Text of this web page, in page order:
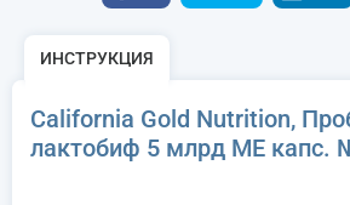
ИНСТРУКЦИЯ
California Gold Nutrition,
лактобиф 5 млрд МЕ капс.